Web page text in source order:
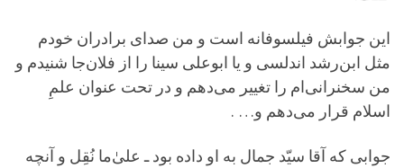
این جوابش فیلسوفانه است و من صدای برادران خودم
مثل ابن‌رشد اندلسی و یا ابوعلی سینا را از فلان‌جا شنیدم و
من سخنرانی‌ام را تغییر می‌دهم و در تحت عنوان علمِ
اسلام قرار می‌دهم و… .
جوابی که آقا سیّد جمال به او داده بود ـ علیٰ‌ما نُقِل و آنچه